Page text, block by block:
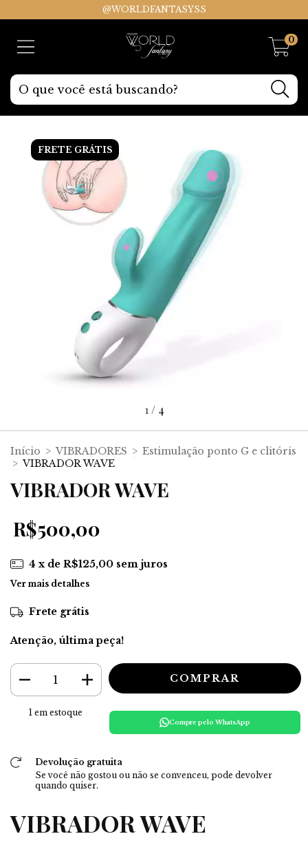
@WORLDFANTASYSS
0
FRETE GRÁTIS
1 / 4
Início > VIBRADORES > Estimulação ponto G e clitóris
> VIBRADOR WAVE
VIBRADOR WAVE
R$500,00
4 x de R$125,00 sem juros
Ver mais detalhes
Frete grátis
Atenção, última peça!
1 em estoque
Compre pelo WhatsApp
Devolução gratuita
Se você não gostou ou não se convenceu, pode devolver
quando quiser.
VIBRADOR WAVE